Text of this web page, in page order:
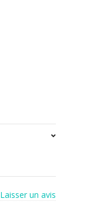
Laisser un avis